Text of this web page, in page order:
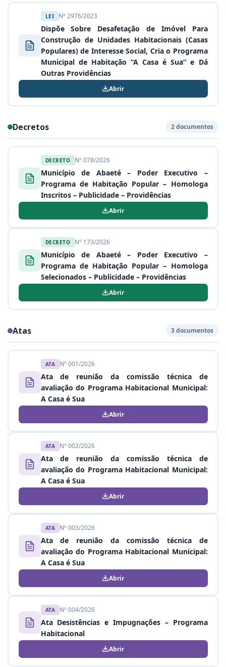
LEI Nº 2976/2023
Dispõe Sobre Desafetação de Imóvel Para
Construção de Unidades Habitacionais (Casas
Populares) de Interesse Social, Cria o Programa
Municipal de Habitação “A Casa é Sua” e Dá
Outras Providências
Abrir
Decretos 2 documentos
DECRETO Nº 078/2026
Município de Abaeté – Poder Executivo –
Programa de Habitação Popular – Homologa
Inscritos – Publicidade – Providências
Abrir
DECRETO Nº 173/2026
Município de Abaeté – Poder Executivo –
Programa de Habitação Popular – Homologa
Selecionados – Publicidade – Providências
Abrir
Atas 3 documentos
ATA Nº 001/2026
Ata de reunião da comissão técnica de
avaliação do Programa Habitacional Municipal:
A Casa é Sua
Abrir
ATA Nº 002/2026
Ata de reunião da comissão técnica de
avaliação do Programa Habitacional Municipal:
A Casa é Sua
Abrir
ATA Nº 003/2026
Ata de reunião da comissão técnica de
avaliação do Programa Habitacional Municipal:
A Casa é Sua
Abrir
ATA Nº 004/2026
Ata Desistências e Impugnações – Programa
Habitacional
Abrir